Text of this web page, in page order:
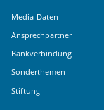
Media-Daten
Ansprechpartner
Bankverbindung
Sonderthemen
Stiftung